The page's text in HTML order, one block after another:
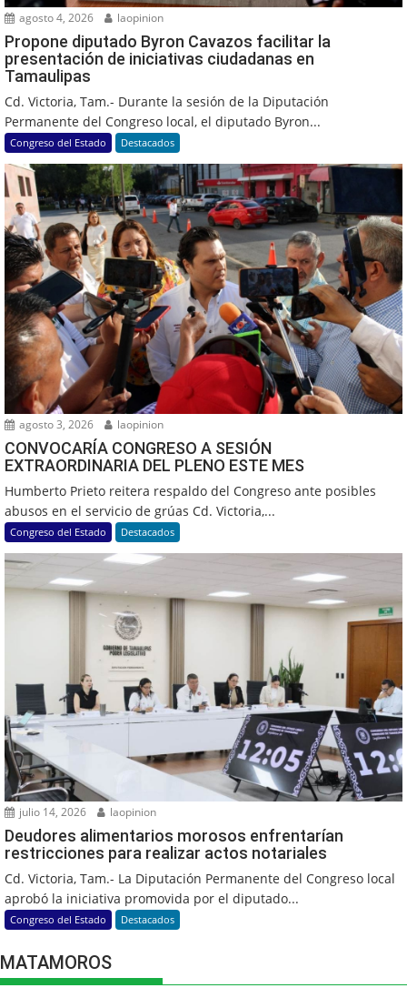
agosto 4, 2026 laopinion
Propone diputado Byron Cavazos facilitar la
presentación de iniciativas ciudadanas en
Tamaulipas
Cd. Victoria, Tam.- Durante la sesión de la Diputación
Permanente del Congreso local, el diputado Byron...
Congreso del Estado Destacados
agosto 3, 2026 laopinion
CONVOCARÍA CONGRESO A SESIÓN
EXTRAORDINARIA DEL PLENO ESTE MES
Humberto Prieto reitera respaldo del Congreso ante posibles
abusos en el servicio de grúas Cd. Victoria,...
Congreso del Estado Destacados
julio 14, 2026 laopinion
Deudores alimentarios morosos enfrentarían
restricciones para realizar actos notariales
Cd. Victoria, Tam.- La Diputación Permanente del Congreso local
aprobó la iniciativa promovida por el diputado...
Congreso del Estado Destacados
MATAMOROS